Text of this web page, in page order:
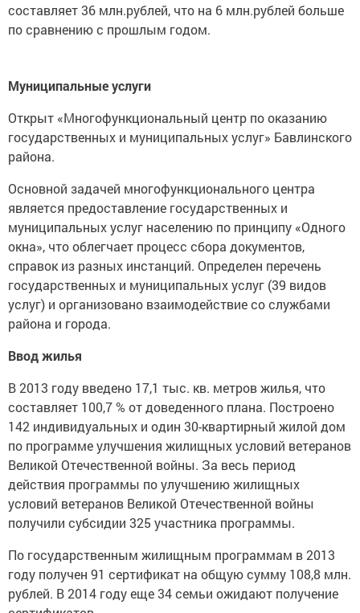
составляет 36 млн.рублей, что на 6 млн.рублей больше
по сравнению с прошлым годом.
Муниципальные услуги
Открыт «Многофункциональный центр по оказанию
государственных и муниципальных услуг» Бавлинского
района.
Основной задачей многофункционального центра
является предоставление государственных и
муниципальных услуг населению по принципу «Одного
окна», что облегчает процесс сбора документов,
справок из разных инстанций. Определен перечень
государственных и муниципальных услуг (39 видов
услуг) и организовано взаимодействие со службами
района и города.
Ввод жилья
В 2013 году введено 17,1 тыс. кв. метров жилья, что
составляет 100,7 % от доведенного плана. Построено
142 индивидуальных и один 30-квартирный жилой дом
по программе улучшения жилищных условий ветеранов
Великой Отечественной войны. За весь период
действия программы по улучшению жилищных
условий ветеранов Великой Отечественной войны
получили субсидии 325 участника программы.
По государственным жилищным программам в 2013
году получен 91 сертификат на общую сумму 108,8 млн.
рублей. В 2014 году еще 34 семьи ожидают получение